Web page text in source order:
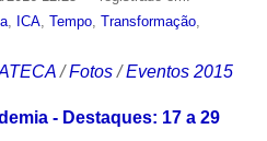
, ICA, Tempo, Transformação,
/Fotos /Eventos 2015
- Destaques: 17 a 29